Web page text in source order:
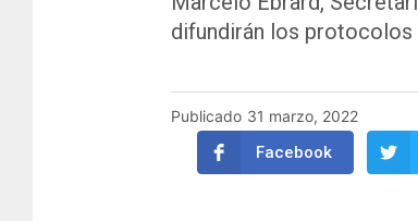
difundirán los protocolos
Publicado 31 marzo, 2022
Facebook